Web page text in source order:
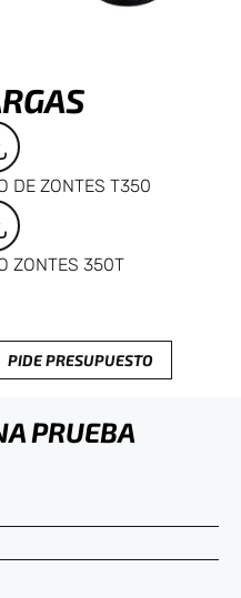
DE ZONTES T350
ZONTES 350T
PIDE PRESUPUESTO
PRUEBA